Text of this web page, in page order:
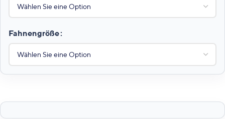
Fahnengröße